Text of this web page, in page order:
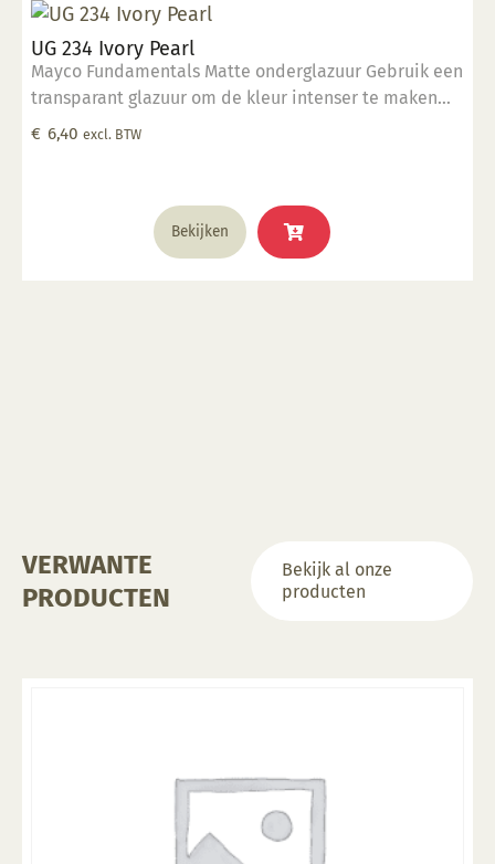
UG 234 Ivory Pearl
Mayco Fundamentals Matte onderglazuur Gebruik een
transparant glazuur om de kleur intenser te maken
Geschikt voor gebruiksgoed mits er een transparant
€ 6,40 excl. BTW
Bekijken
VERWANTE
PRODUCTEN
Bekijk al onze
producten